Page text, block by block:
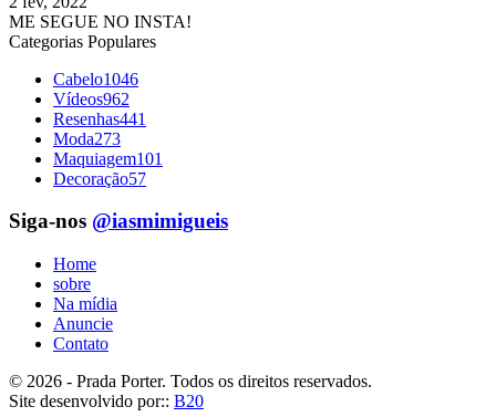
ME SEGUE NO INSTA!
Categorias Populares
Cabelo1046
Vídeos962
Resenhas441
Moda273
Maquiagem101
Decoração57
Siga-nos @iasmimigueis
Home
sobre
Na mídia
Anuncie
Contato
© 2026 - Prada Porter. Todos os direitos reservados.
Site desenvolvido por:: B20